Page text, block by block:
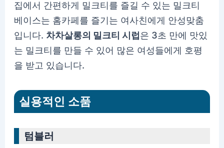
집에서 간편하게 밀크티를 즐길 수 있는 밀크티
베이스는 홈카페를 즐기는 여사친에게 안성맞춤
입니다. 차차살롱의 밀크티 시럽은 3초 만에 맛있
는 밀크티를 만들 수 있어 많은 여성들에게 호평
을 받고 있습니다.
실용적인 소품
텀블러